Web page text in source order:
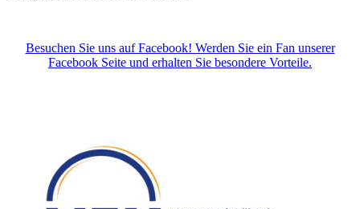
Besuchen Sie uns auf Facebook! Werden Sie ein Fan unserer
Facebook Seite und erhalten Sie besondere Vorteile.